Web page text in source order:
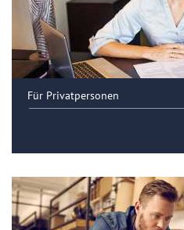
Für Privatpersonen